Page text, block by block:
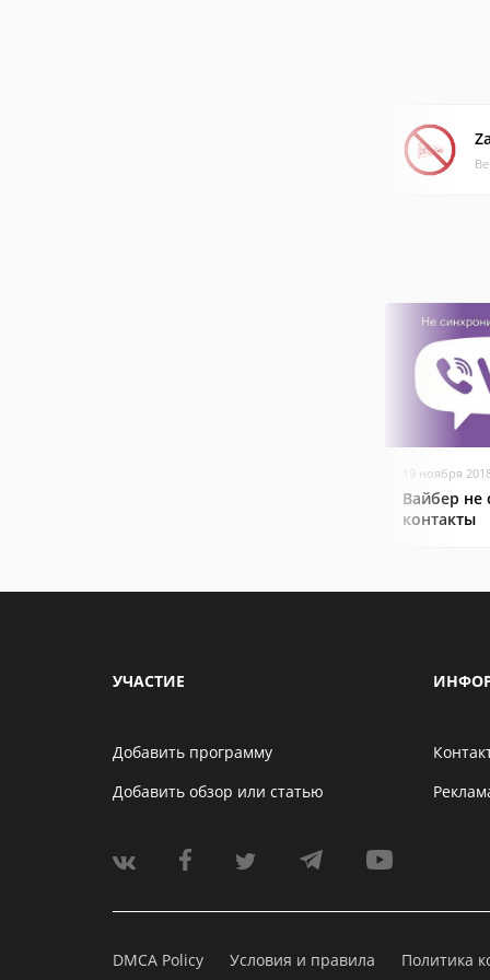
19 ноября
Вайбер не
контакты
УЧАСТИЕ
Добавить программу
Добавить обзор или статью
DMCA Policy Условия и правила Политика